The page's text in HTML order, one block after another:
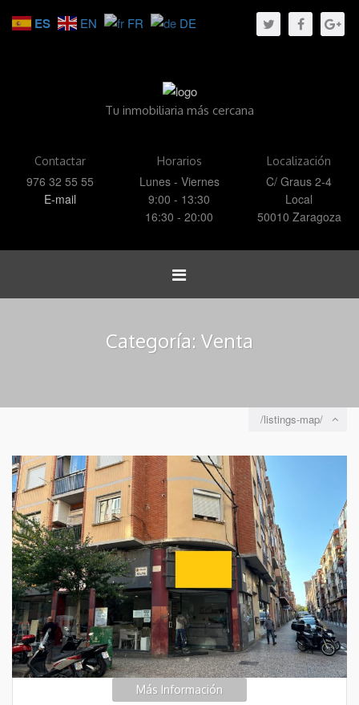
Tu inmobiliaria más cercana
Contactar
976 32 55 55
E-mail
Horarios
Lunes - Viernes
9:00 - 13:30
16:30 - 20:00
Localización
C/ Graus 2-4
Local
50010 Zaragoza
Toggle
Categoría: Venta
/listings-map/
Más Información
ES EN FR DE